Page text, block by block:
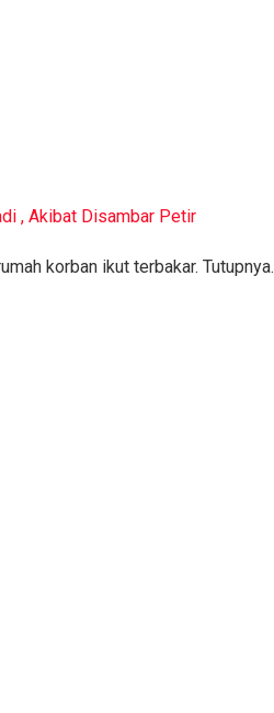
, Akibat Disambar Petir
korban ikut terbakar. Tutupnya.